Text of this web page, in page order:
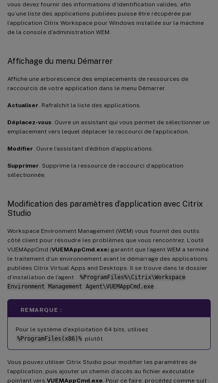
vous devez fournir des informations d’identification valides, afin
qu’une liste des applications publiées puisse être récupérée par
l’application Citrix Workspace pour Windows installée sur la machine
de la console d’administration WEM.
Affichage du menu Démarrer
Affiche une arborescence des emplacements de ressources de
raccourcis de votre application dans le menu Démarrer.
Actualiser . Rafraîchit la liste des applications.
Déplacez-vous . Ouvre un assistant qui vous permet de sélectionner un
emplacement vers lequel déplacer le raccourci de l’application.
Modifier . Ouvre l’assistant d’édition d’applications.
Supprimer . Supprime la ressource de raccourci d’application
sélectionnée.
Modification des paramètres d’application avec Citrix
Studio
Workspace Environment Management (WEM) vous fournit des outils
côté client pour résoudre les problèmes que vous rencontrez. L’outil
VUEMAppCmd (VUEMAppCmd.exe) garantit que l’agent WEM a terminé
le traitement d’un environnement avant le démarrage des applications
publiées Citrix Virtual Apps and Desktops. Il se trouve dans le dossier
d’installation de l’agent : %ProgramFiles%\Citrix\Workspace
Environment Management Agent\VUEMAppCmd.exe
REMARQUE :
Pour le système d’exploitation 64 bits, utilisez
%ProgramFiles(x86)% plutôt.
Vous pouvez utiliser Citrix Studio pour modifier les paramètres de
l’application, puis ajouter un chemin d’accès au fichier exécutable
pointant vers VUEMAppCmd.exe . Pour ce faire, procédez comme suit :